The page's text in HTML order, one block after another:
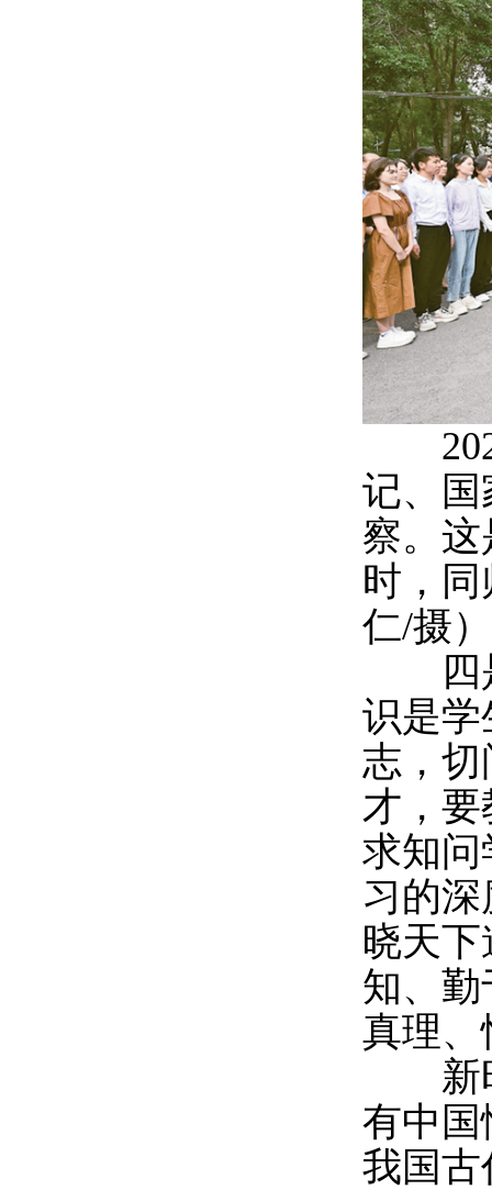
2022
记、国
察。这
时，
仁/摄）
四是
识是学
志，切
才，
求知问
习的
晓天
知、
真理、
新时
有中国
我国古